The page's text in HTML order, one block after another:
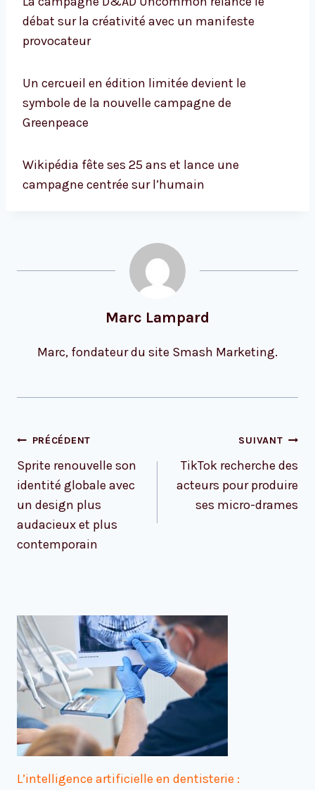
débat sur la créativité avec un manifeste
provocateur
Un cercueil en édition limitée devient le
symbole de la nouvelle campagne de
Greenpeace
Wikipédia fête ses 25 ans et lance une
campagne centrée sur l’humain
Marc Lampard
Marc, fondateur du site Smash Marketing.
Navigation
l’article
PRÉCÉDENT
Sprite renouvelle son
identité globale avec
un design plus
audacieux et plus
contemporain
SUIVANT
TikTok recherche des
acteurs pour produire
ses micro-drames
L’intelligence artificielle en dentisterie :